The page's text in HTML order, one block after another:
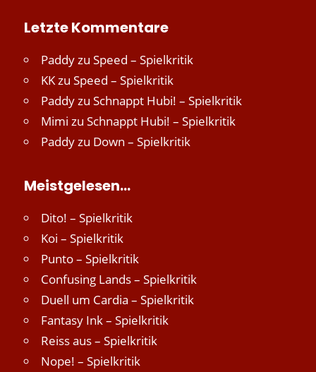
Letzte Kommentare
Paddyzu Speed – Spielkritik
KKzu Speed – Spielkritik
Paddyzu Schnappt Hubi! – Spielkritik
Mimi zu Schnappt Hubi! – Spielkritik
Paddyzu Down – Spielkritik
Meistgelesen…
Dito! – Spielkritik
Koi – Spielkritik
Punto – Spielkritik
Confusing Lands – Spielkritik
Duell um Cardia – Spielkritik
Fantasy Ink – Spielkritik
Reiss aus – Spielkritik
Nope! – Spielkritik